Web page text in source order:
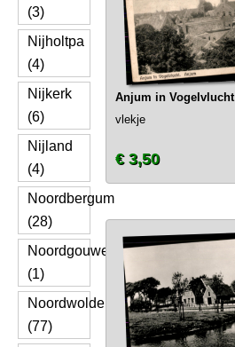
(3)
Nijholtpa
(4)
Nijkerk
(6)
Nijland
(4)
Noordbergum
(28)
Noordgouwe
(1)
Noordwolde
(77)
Anjum in Vogelvlucht
vlekje
€ 3,50